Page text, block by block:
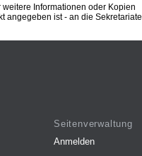
Informationen oder Kopien
angegeben ist - an die Sekretariate
Seitenverwaltung
Anmelden